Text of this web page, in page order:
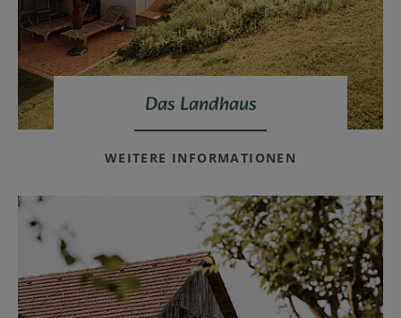
Das Landhaus
WEITERE INFORMATIONEN